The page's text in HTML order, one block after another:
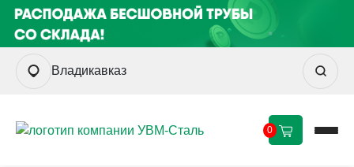
Владикавказ
0